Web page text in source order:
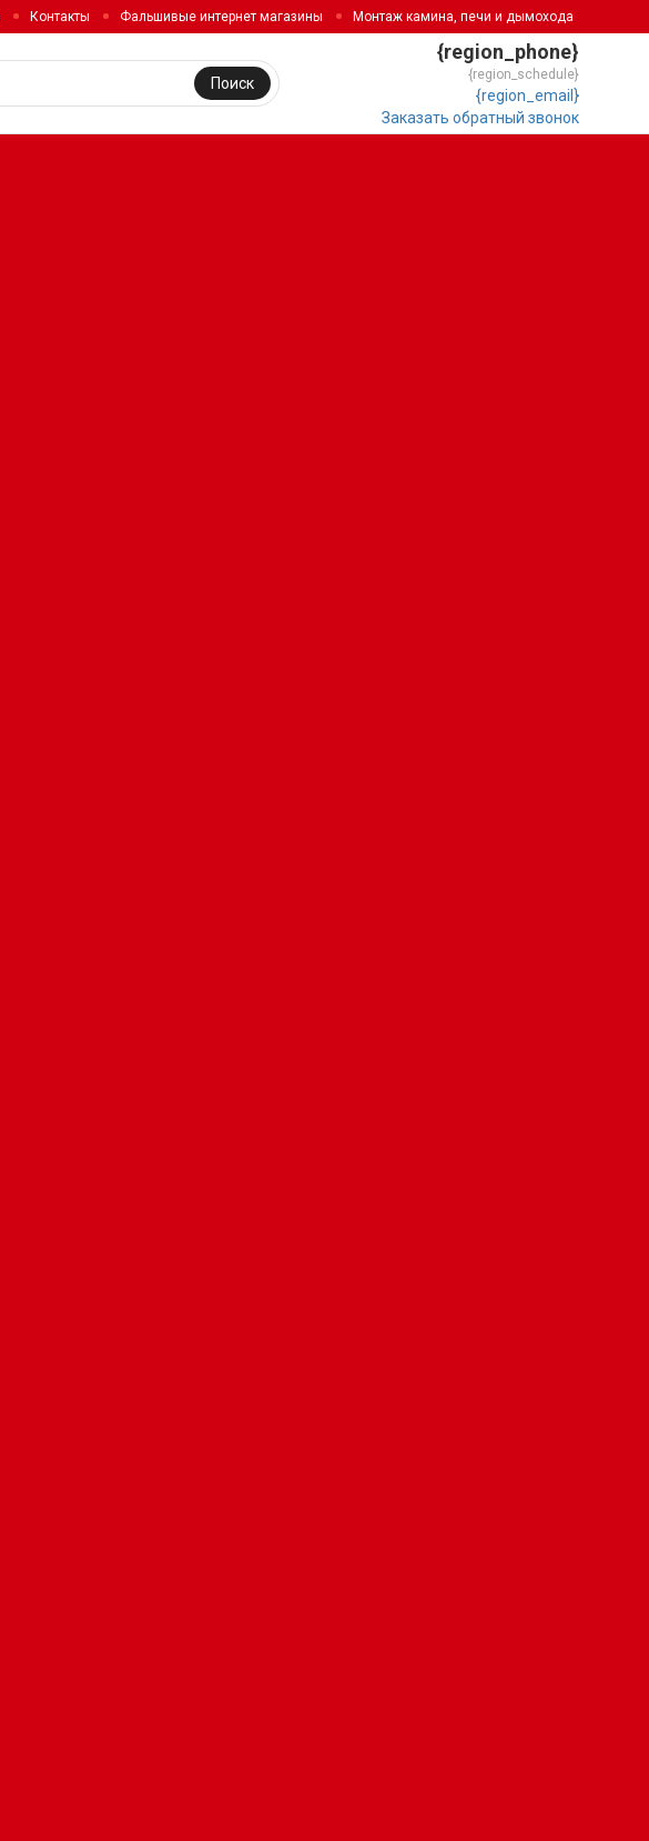
Контакты Фальшивые интернет магазины Монтаж камина, печи и дымохода
{region_phone}
{region_schedule}
{region_email}
Заказать обратный звонок
Поиск